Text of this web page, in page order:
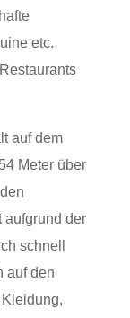
etc.
auf dem
Meter über
aufgrund der
schnell
auf den